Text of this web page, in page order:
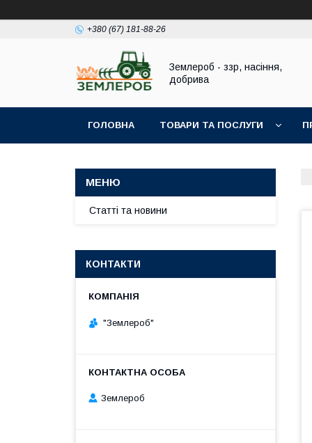
+380 (67) 181-88-26
Землероб - ззр, насіння,
добрива
ГОЛОВНА ТОВАРИ ТА ПОСЛУГИ
Статті та новини
КОНТАКТИ
"Землероб"
Землероб